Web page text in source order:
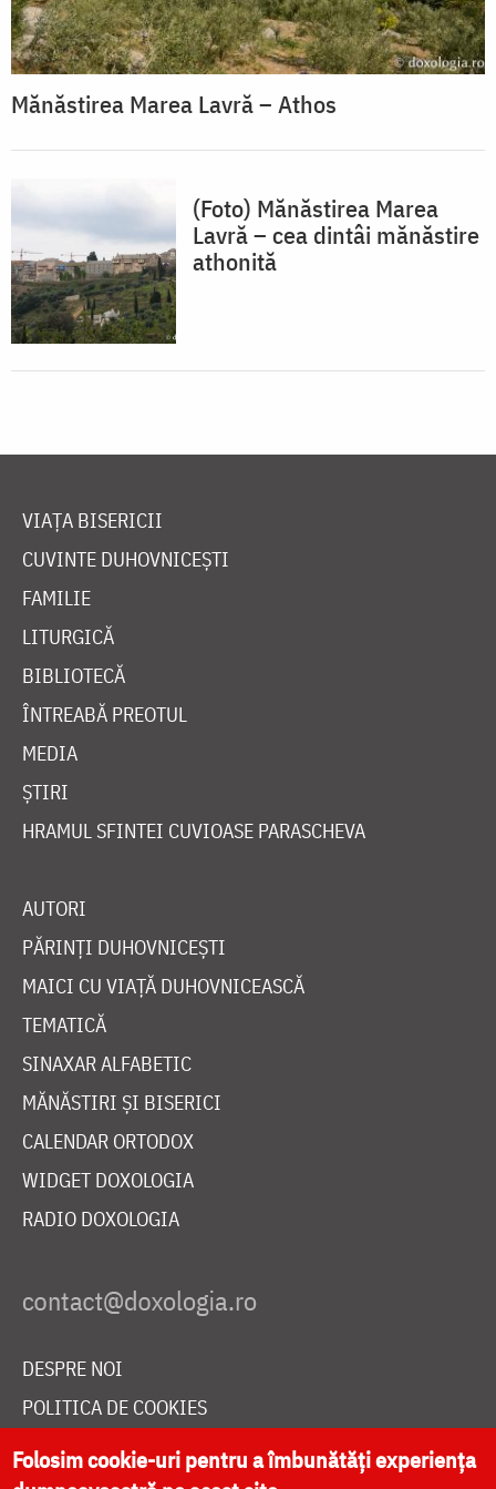
Mănăstirea Marea Lavră – Athos
(Foto) Mănăstirea Marea
Lavră – cea dintâi mănăstire
athonită
VIAȚA BISERICII
CUVINTE DUHOVNICEȘTI
FAMILIE
LITURGICĂ
BIBLIOTECĂ
ÎNTREABĂ PREOTUL
MEDIA
ȘTIRI
HRAMUL SFINTEI CUVIOASE PARASCHEVA
AUTORI
PĂRINȚI DUHOVNICEȘTI
MAICI CU VIAȚĂ DUHOVNICEASCĂ
TEMATICĂ
SINAXAR ALFABETIC
MĂNĂSTIRI ȘI BISERICI
CALENDAR ORTODOX
WIDGET DOXOLOGIA
RADIO DOXOLOGIA
DESPRE NOI
POLITICA DE COOKIES
DONEAZĂ ONLINE PENTRU CATEDRALA NAȚIONALĂ
Folosim cookie-uri pentru a îmbunătăți experiența